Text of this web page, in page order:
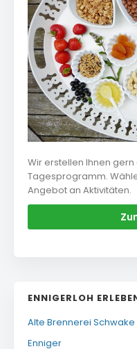
Wir erstellen Ihnen
Tagesprogramm.
Angebot an Aktivitäten.
ENNIGERLOH
Alte Brennerei Schwake
Enniger